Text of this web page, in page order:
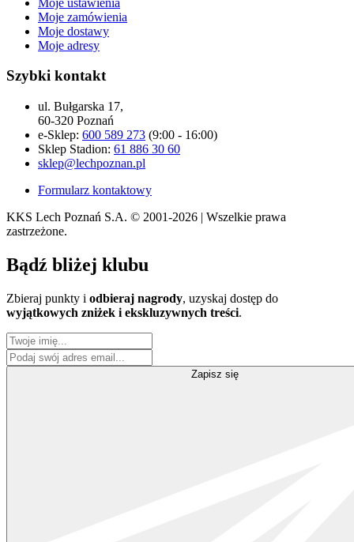
Moje zamówienia
Moje dostawy
Moje adresy
Szybki kontakt
ul. Bułgarska 17,
60-320 Poznań
e-Sklep: 600 589 273 (9:00 - 16:00)
Sklep Stadion: 61 886 30 60
sklep@lechpoznan.pl
Formularz kontaktowy
KKS Lech Poznań S.A. © 2001-2026 | Wszelkie prawa
zastrzeżone.
Bądź bliżej klubu
Zbieraj punkty i odbieraj nagrody, uzyskaj dostęp do
wyjątkowych zniżek i ekskluzywnych treści.
Zapisz się